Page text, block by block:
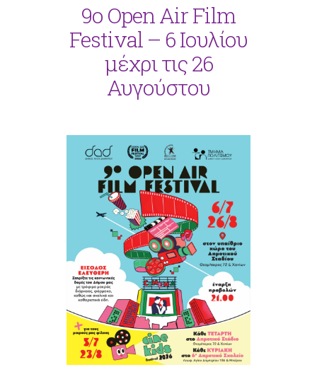
9ο Open Air Film
Festival – 6 Ιουλίου
μέχρι τις 26
Αυγούστου